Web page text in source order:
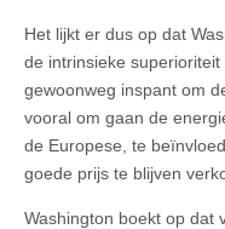
Het lijkt er dus op dat
de intrinsieke
gewoonweg inspant om
vooral om gaan de
de Europese, te
goede prijs te blijven
Washington boekt op dat